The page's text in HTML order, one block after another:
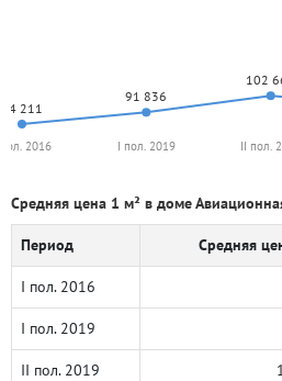
84 211
91 836
102
2016 I пол. 2019 II пол.
Средняя цена 1 м² в доме
Период Средняя
I пол. 2016
I пол. 2019
II пол. 2019